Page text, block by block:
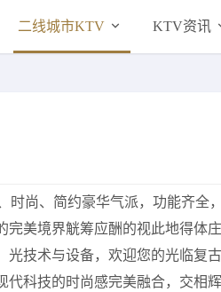
二线城市KTV KTV资讯
尚、简约豪华气派，功能齐全，
完美境界觥筹应酬的视此地得体庄
光技术与设备，欢迎您的光临复古
代科技的时尚感完美融合，交相辉